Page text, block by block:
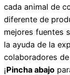
cada animal de
diferente de
mejores fuentes
la ayuda de la
colaboradores
¡Pincha abajo